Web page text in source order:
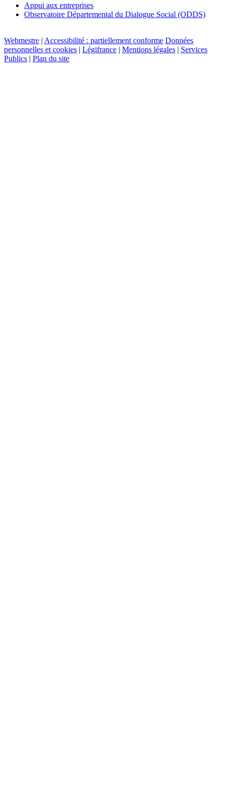
Appui aux entreprises
Observatoire Départemental du Dialogue Social (ODDS)
Webmestre | Accessibilité : partiellement conforme Données
personnelles et cookies | Légifrance | Mentions légales | Services
Publics | Plan du site